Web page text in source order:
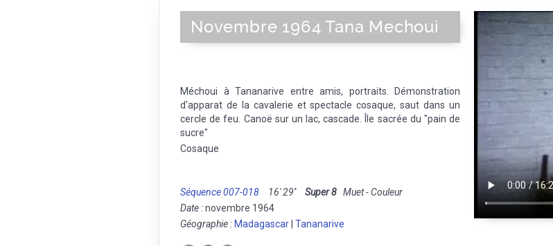
Novembre 1964 Tana Mechoui
Méchoui à Tananarive entre amis, portraits. Démonstration
d'apparat de la cavalerie et spectacle cosaque, saut dans un
cercle de feu. Canoë sur un lac, cascade. Île sacrée du "pain de
sucre"
Cosaque
Séquence 007-018 16' 29'' Super 8 Muet - Couleur
Date :novembre 1964
Géographie : Madagascar Tananarive